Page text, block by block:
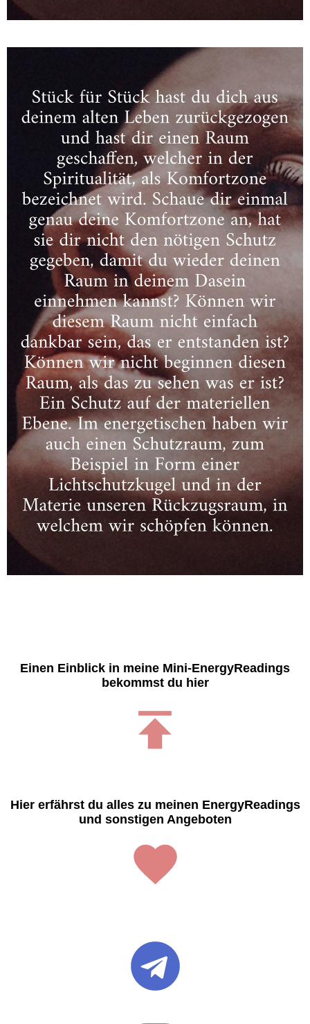
Einen Einblick in meine Mini-EnergyReadings
bekommst du hier
Hier erfährst du alles zu meinen EnergyReadings
und sonstigen Angeboten